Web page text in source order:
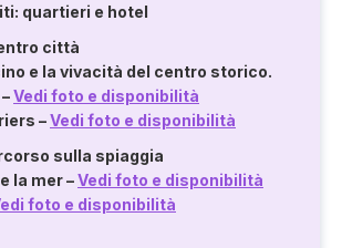
quartieri e hotel
città
e la vivacità del centro storico.
–Vedi foto e disponibilità
–Vedi foto e disponibilità
sulla spiaggia
la mer–Vedi foto e disponibilità
foto e disponibilità